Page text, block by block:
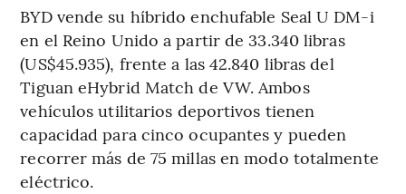
BYD vende su híbrido enchufable Seal U DM-i
en el Reino Unido a partir de 33.340 libras
(US$45.935), frente a las 42.840 libras del
Tiguan eHybrid Match de VW. Ambos
vehículos utilitarios deportivos tienen
capacidad para cinco ocupantes y pueden
recorrer más de 75 millas en modo totalmente
eléctrico.